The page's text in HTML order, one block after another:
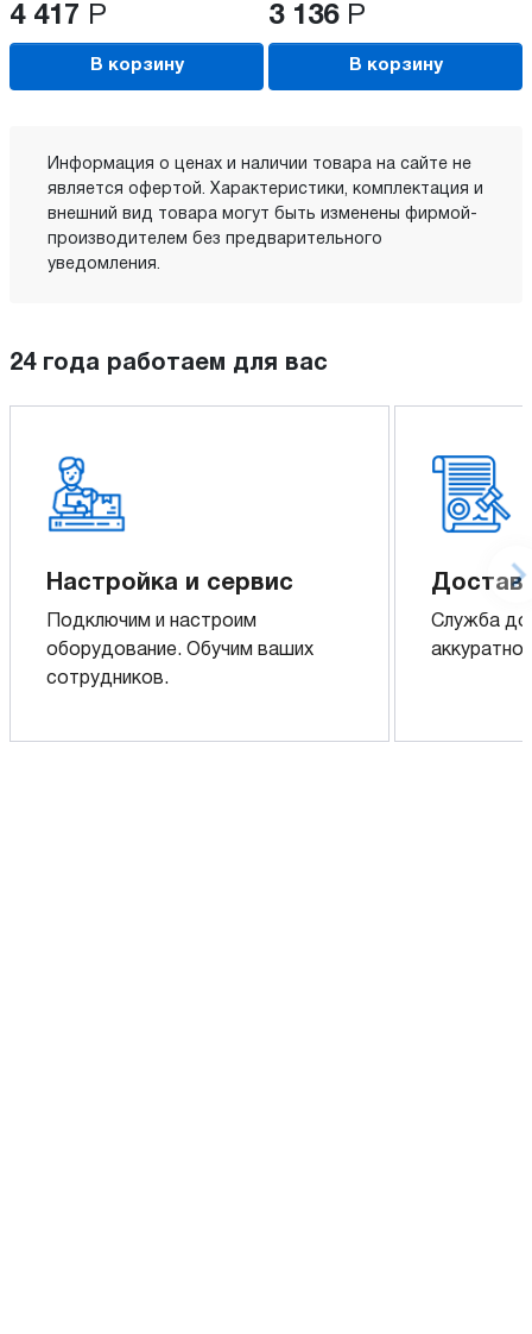
4 417 Р
В корзину
3 136 Р
В корзину
Информация о ценах и наличии товара на сайте не
является офертой. Характеристики, комплектация и
внешний вид товара могут быть изменены фирмой-
производителем без предварительного
уведомления.
24 года работаем для вас
Настройка и сервис
Подключим и настроим
оборудование. Обучим ваших
сотрудников.
Служба
аккуратно